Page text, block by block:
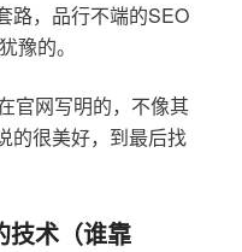
路，品行不端的SEO
豫的。
官网写明的，不像其
的很美好，到最后找
技术（谁靠